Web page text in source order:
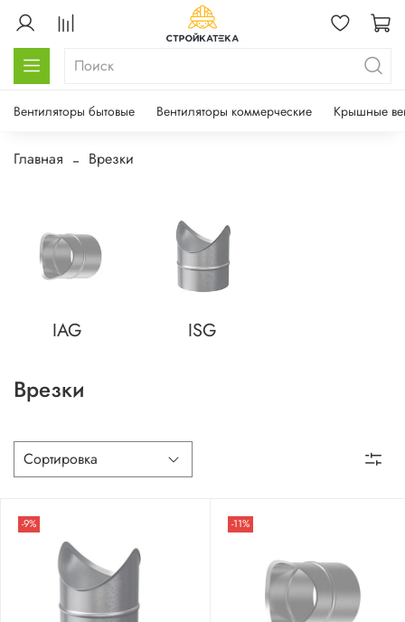
Вентиляторы бытовые Вентиляторы коммерческие Крышные
Главная Врезки
IAG ISG
Врезки
-9% -11%